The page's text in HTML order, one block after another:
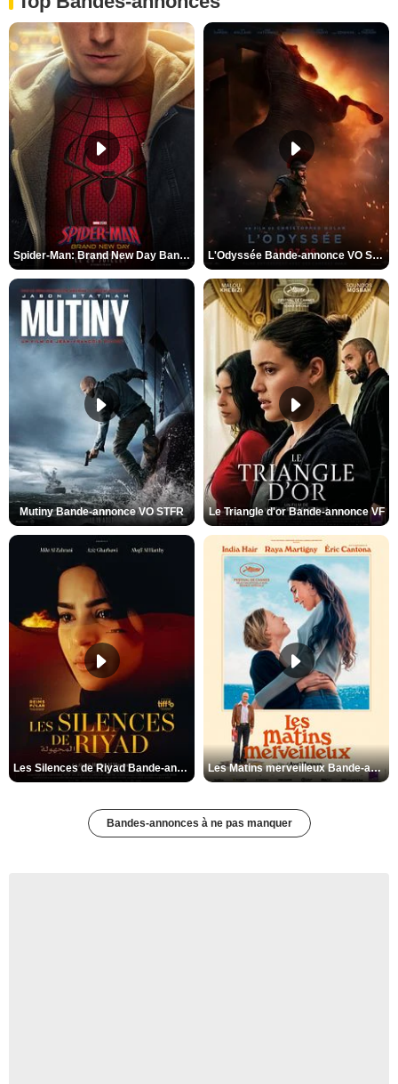
Spider-Man: Brand New Day Bande-annonce VO STFR L'Odyssée Bande-annonce VO STFR
Mutiny Bande-annonce VO STFR Le Triangle d'or Bande-annonce VF
Les Silences de Riyad Bande-annonce VO STFR Les Matins merveilleux Bande-annonce VF
Bandes-annonces à ne pas manquer